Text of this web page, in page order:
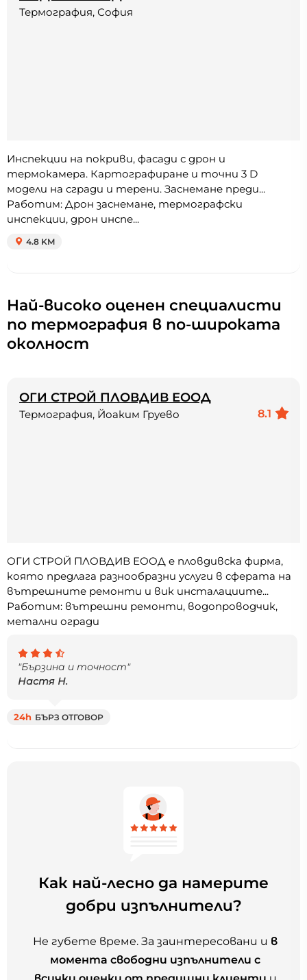
Термография, София
Инспекции на покриви, фасади с дрон и
термокамера. Картографиране и точни 3 D
модели на сгради и терени. Заснемане преди...
Работим: Дрон заснемане, термографски
инспекции, дрон инспе...
4.8 KM
Най-високо оценен специалисти
по термография в по-широката
околност
ОГИ СТРОЙ ПЛОВДИВ ЕООД
8.1
Термография, Йоаким Груево
ОГИ СТРОЙ ПЛОВДИВ ЕООД e пловдивска фирма,
която предлага разнообразни услуги в сферата на
вътрешните ремонти и вик инсталациите...
Работим: вътрешни ремонти, водопроводчик,
метални огради
"Бързина и точност"
Настя Н.
24h БЪРЗ ОТГОВОР
Как най-лесно да намерите
добри изпълнители?
Не губете време. За заинтересовани и в
момента свободни изпълнители с